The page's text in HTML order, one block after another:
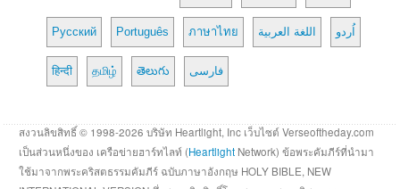
Русский Português ภาษาไทย اللغة العربية اُردو
हिन्दी தமிழ் తెలుగు فارسی
สงวนลิขสิทธิ์ © 1998-2026 บริษัท Heartlight, Inc เว็บไซต์ Verseoftheday.com
เป็นส่วนหนึ่งของ เครือข่ายฮาร์ทไลท์ (Heartlight Network) ข้อพระคัมภีร์ที่นำมา
ใช้มาจากพระคริสตธรรมคัมภีร์ ฉบับภาษาอังกฤษ HOLY BIBLE, NEW